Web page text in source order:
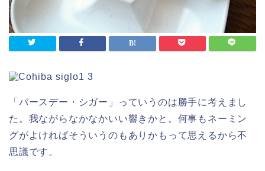
「バースデー・シガー」っていうのは勝手に考えまし
た。我ながらなかなかいい響きかと。何事もネーミン
グがよければそういうのもありかもって思えるから不
思議です。